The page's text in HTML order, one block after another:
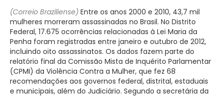
(Correio Braziliense) Entre os anos 2000 e 2010, 43,7 mil
mulheres morreram assassinadas no Brasil. No Distrito
Federal, 17.675 ocorrências relacionadas à Lei Maria da
Penha foram registradas entre janeiro e outubro de 2012,
incluindo oito assassinatos. Os dados fazem parte do
relatório final da Comissão Mista de Inquérito Parlamentar
(CPMI) da Violência Contra a Mulher, que fez 68
recomendações aos governos federal, distrital, estaduais
e municipais, além do Judiciário. Segundo a secretária da